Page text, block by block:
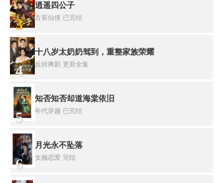
3
逍遥四公子
古装仙侠 已完结
4
十八岁太奶奶驾到，重整家族荣耀
反转爽剧 更新全集
5
知否知否却道海棠依旧
年代穿越 已完结
6
月光永不坠落
女频恋爱 完结